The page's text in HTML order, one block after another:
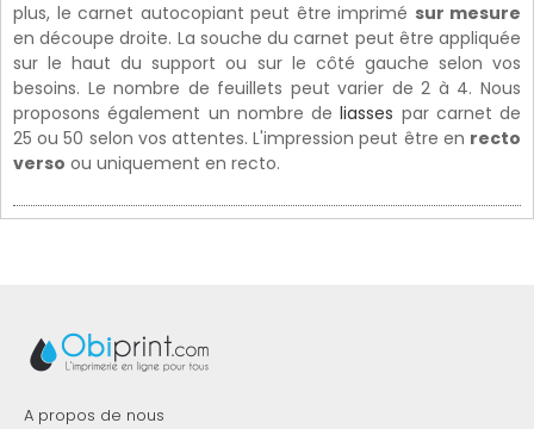
plus, le carnet autocopiant peut être imprimé sur mesure
en découpe droite. La souche du carnet peut être appliquée
sur le haut du support ou sur le côté gauche selon vos
besoins. Le nombre de feuillets peut varier de 2 à 4. Nous
proposons également un nombre deliasses par carnet de
25 ou 50 selon vos attentes. L'impression peut être en recto
verso ou uniquement en recto.
A propos de nous